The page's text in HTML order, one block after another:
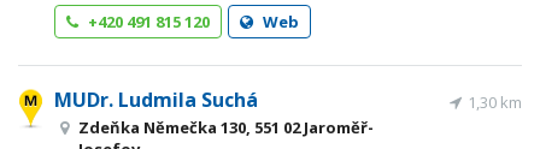
+420 491 815 120
Web
MUDr. Ludmila Suchá
Zdeňka Němečka 130, 551 02 Jaroměř-
1,30 km